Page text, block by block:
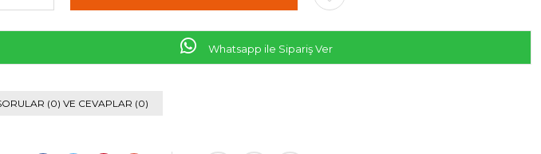
Whatsapp ile Sipariş Ver
(0) VE CEVAPLAR (0)